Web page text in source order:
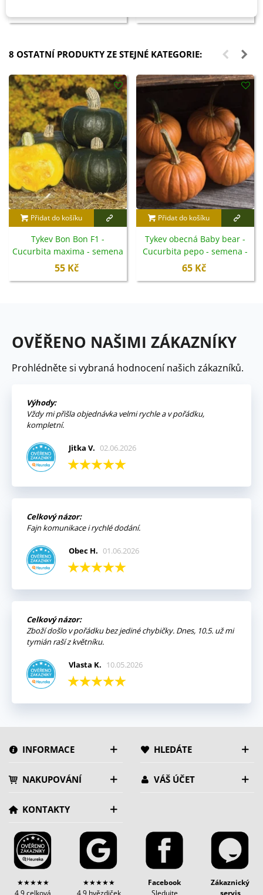
8 OSTATNÍ PRODUKTY ZE STEJNÉ KATEGORIE:
Přidat do košíku
Tykev Bon Bon F1 -
Cucurbita maxima - semena
- 5 ks
55 Kč
Přidat do košíku
Tykev obecná Baby bear -
Cucurbita pepo - semena -
4 ks
65 Kč
OVĚŘENO NAŠIMI ZÁKAZNÍKY
Prohlédněte si vybraná hodnocení našich zákazníků.
Výhody:
Vždy mi přišla objednávka velmi rychle a v pořádku,
kompletní.
Jitka V. 02.06.2026
Celkový názor:
Fajn komunikace i rychlé dodání.
Obec H. 01.06.2026
Celkový názor:
Zboží došlo v pořádku bez jediné chybičky. Dnes, 10.5. už mi
tymián raší z květníku.
Vlasta K. 10.05.2026
INFORMACE HLEDÁTE
NAKUPOVÁNÍ VÁŠ ÚČET
KONTAKTY
★★★★★
4,9 celková
★★★★★
4,9 hvězdiček
Facebook
Sledujte
Zákaznický
servis